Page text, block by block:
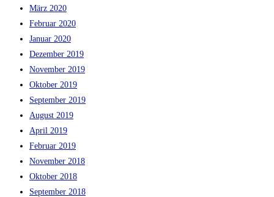
März 2020
Februar 2020
Januar 2020
Dezember 2019
November 2019
Oktober 2019
September 2019
August 2019
April 2019
Februar 2019
November 2018
Oktober 2018
September 2018